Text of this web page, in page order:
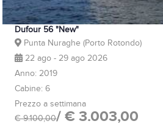
Dufour 56 "New"
Punta Nuraghe (Porto Rotondo)
22 ago - 29 ago 2026
Anno: 2019
Cabine: 6
Prezzo a settimana
€ 9.100,00/ € 3.003,00